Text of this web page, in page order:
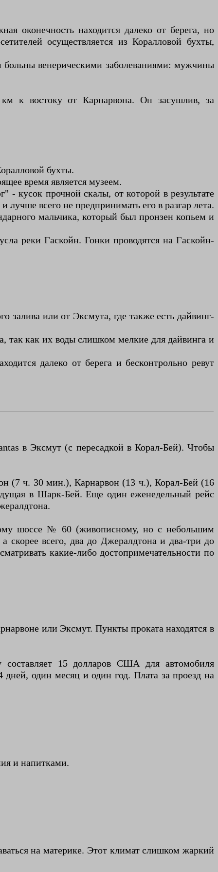
оконечность находится далеко от берега, но
осуществляется из Коралловой бухты,
больны венерическими заболеваниями: мужчины
к востоку от Карнарвона. Он засушлив, за
бухты.
время является музеем.
кусок прочной скалы, от которой в результате
всего не предпринимать его в разгар лета.
мальчика, который был пронзен копьем и
реки Гаскойн. Гонки проводятся на Гаскойн-
залива или от Эксмута, где также есть дайвинг-
как их воды слишком мелкие для дайвинга и
далеко от берега и бесконтрольно ревут
в Эксмут (с пересадкой в Корал-Бей). Чтобы
(7 ч. 30 мин.), Карнарвон (13 ч.), Корал-Бей (16
в Шарк-Бей. Еще один еженедельный рейс
шоссе № 60 (живописному, но с небольшим
скорее всего, два до Джералдтона и два-три до
какие-либо достопримечательности по
или Эксмут. Пункты проката находятся в
составляет 15 долларов США для автомобиля
один месяц и один год. Плата за проезд на
и напитками.
на материке. Этот климат слишком жаркий